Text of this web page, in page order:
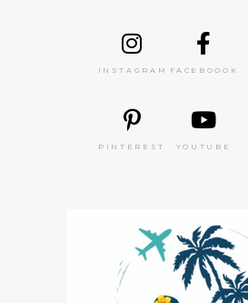
INSTAGRAM FACEBOOOK
PINTEREST YOUTUBE